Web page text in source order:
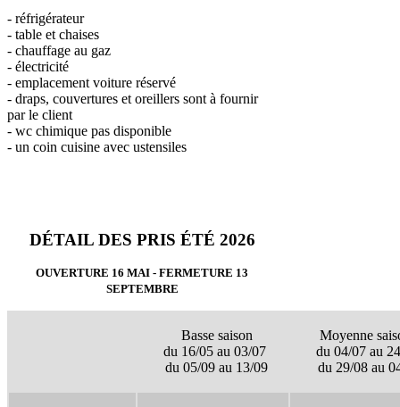
- réfrigérateur
- table et chaises
- chauffage au gaz
- électricité
- emplacement voiture réservé
- draps, couvertures et oreillers sont à fournir
par le client
- wc chimique pas disponible
- un coin cuisine avec ustensiles
DÉTAIL DES PRIS ÉTÉ 2026
OUVERTURE 16 MAI - FERMETURE 13
SEPTEMBRE
Basse saison
du 16/05 au 03/07
du 05/09 au 13/09
Moyenne
du 04/07 au
du 29/08 au